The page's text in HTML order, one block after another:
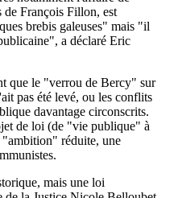
de François Fillon, est
brebis galeuses" mais "il
a déclaré Eric
que le "verrou de Bercy" sur
pas été levé, ou les conflits
davantage circonscrits.
de loi (de "vie publique" à
réduite, une
mais une loi